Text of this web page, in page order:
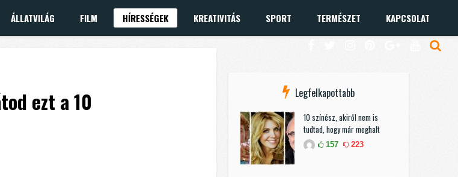
ÁLLATVILÁG FILM HÍRESSÉGEK KREATIVITÁS SPORT TERMÉSZET KAPCSOLAT
ezt a 10
Legfelkapottabb
10 színész, akiről nem is
tudtad, hogy már meghalt
157 223